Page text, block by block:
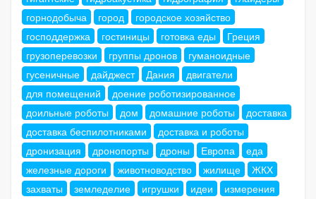
горнодобыча
город
городское хозяйство
господдержка
гостиницы готовка еды
Греция
грузоперевозки
группы дронов
гуманоидные
гусеничные
дайджест Дания
двигатели
для помещений
доение роботизированное
доильные роботы
дом домашние роботы
доставка
доставка беспилотниками
доставка и роботы
дронизация
дронопорты дроны Европа
еда
железные дороги
животноводство жилище
ЖКХ
захваты
земледелие игрушки идеи
измерения